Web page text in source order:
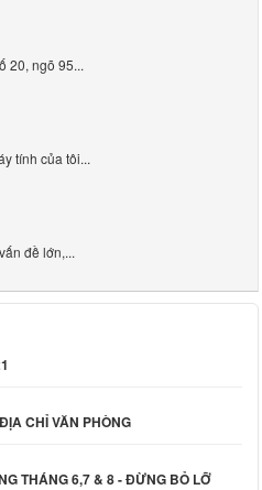
20, ngõ 95...
tính của tôi...
đề lớn,...
CHỈ VĂN PHÒNG
THÁNG 6,7 & 8 - ĐỪNG BỎ LỠ